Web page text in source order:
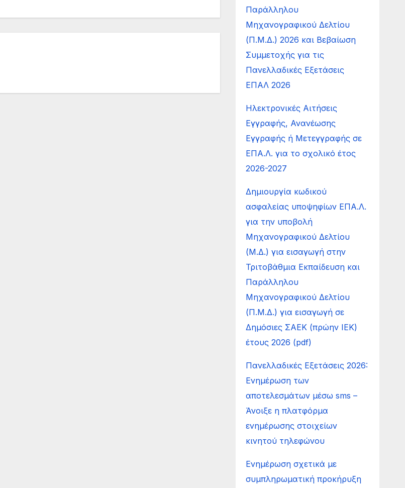
Παράλληλου
Μηχανογραφικού Δελτίου
(Π.Μ.Δ.) 2026 και Βεβαίωση
Συμμετοχής για τις
Πανελλαδικές Εξετάσεις
ΕΠΑΛ 2026
Ηλεκτρονικές Αιτήσεις
Εγγραφής, Ανανέωσης
Εγγραφής ή Μετεγγραφής σε
ΕΠΑ.Λ. για το σχολικό έτος
2026-2027
Δημιουργία κωδικού
ασφαλείας υποψηφίων ΕΠΑ.Λ.
για την υποβολή
Μηχανογραφικού Δελτίου
(Μ.Δ.) για εισαγωγή στην
Τριτοβάθμια Εκπαίδευση και
Παράλληλου
Μηχανογραφικού Δελτίου
(Π.Μ.Δ.) για εισαγωγή σε
Δημόσιες ΣΑΕΚ (πρώην ΙΕΚ)
έτους 2026 (pdf)
Πανελλαδικές Εξετάσεις 2026:
Ενημέρωση των
αποτελεσμάτων μέσω sms –
Άνοιξε η πλατφόρμα
ενημέρωσης στοιχείων
κινητού τηλεφώνου
Ενημέρωση σχετικά με
συμπληρωματική προκήρυξη